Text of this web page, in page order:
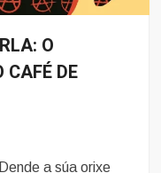
O
DE
a súa orixe